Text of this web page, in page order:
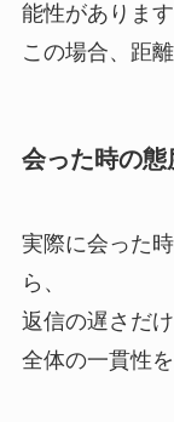
能性があります
この場合、距
会った時の
実際に会った
ら、
返信の遅さだ
全体の一貫性